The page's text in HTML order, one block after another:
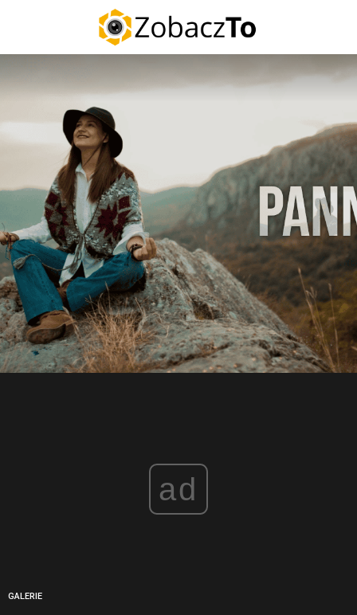
ad
GALERIE